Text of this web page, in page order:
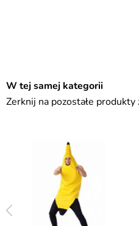
W tej samej kategorii
Zerknij na pozostałe